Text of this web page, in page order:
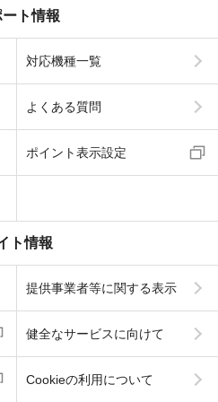
ト情報
対応機種一覧
よくある質問
ポイント表示設定
ト情報
提供事業者等に関する表示
健全なサービスに向けて
Cookieの利用について